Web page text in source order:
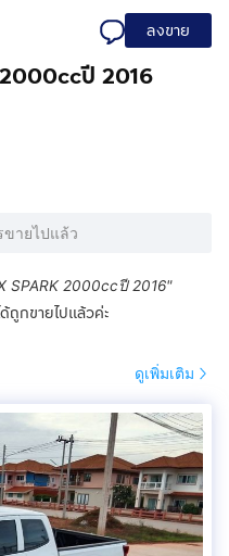
ลงขาย
ปี 2016
ายไปแล้ว
SPARK 2000ccปี 2016"
ถูกขายไปแล้วค่ะ
ดูเพิ่มเติม